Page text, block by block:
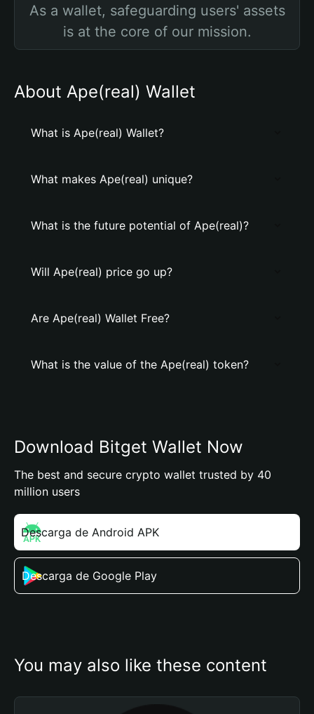
As a wallet, safeguarding users' assets
is at the core of our mission.
About Ape(real) Wallet
What is Ape(real) Wallet?
What makes Ape(real) unique?
What is the future potential of Ape(real)?
Will Ape(real) price go up?
Are Ape(real) Wallet Free?
What is the value of the Ape(real) token?
Download Bitget Wallet Now
The best and secure crypto wallet trusted by 40
million users
Descarga de Android APK
Descarga de Google Play
You may also like these content